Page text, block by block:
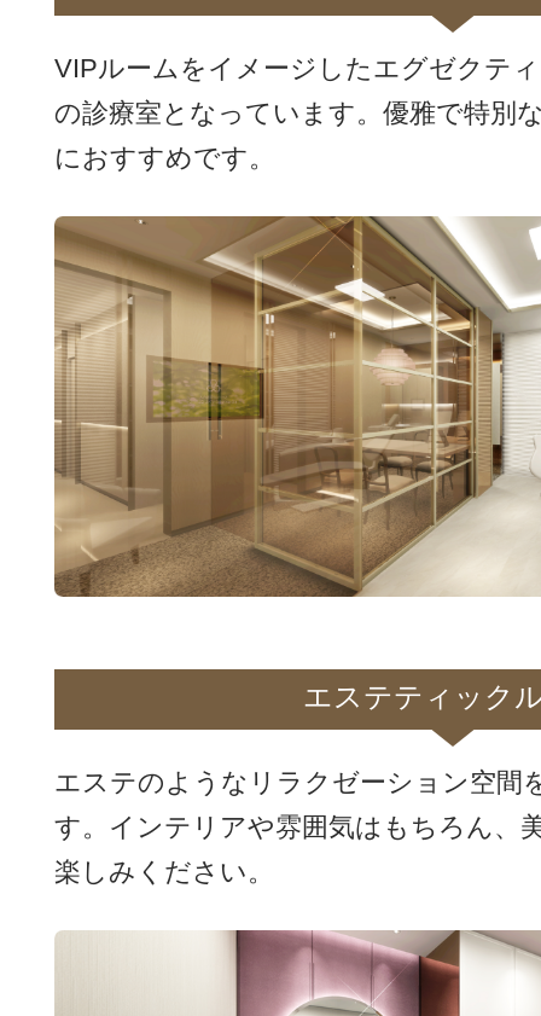
VIPルームをイメージしたエグゼクテ
の診療室となっています。優雅で特別
におすすめです。
エステティック
エステのようなリラクゼーション空間
す。インテリアや雰囲気はもちろん、
楽しみください。